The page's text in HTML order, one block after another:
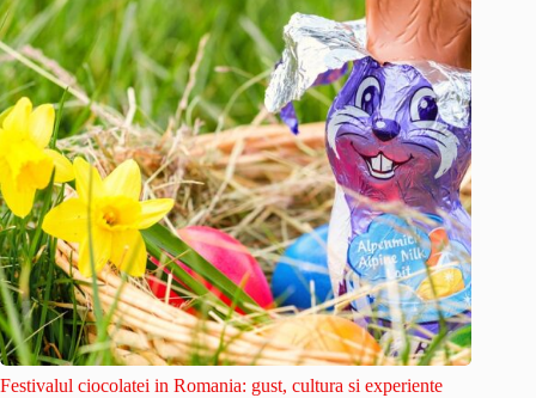
Festivalul ciocolatei in Romania: gust, cultura si experiente